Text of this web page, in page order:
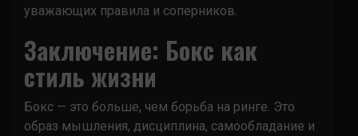
уважающих правила и соперников.
Заключение: Бокс как
стиль жизни
Бокс — это больше, чем борьба на ринге. Это
образ мышления, дисциплина, самообладание и